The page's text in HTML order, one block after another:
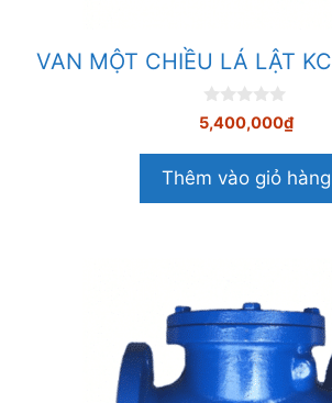
VAN MỘT CHIỀU LÁ LẬT
0
n
à
5
5,400,000₫
Thêm vào giỏ hàng